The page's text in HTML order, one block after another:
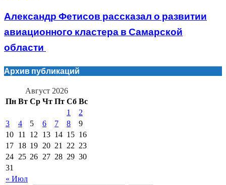
Александр Фетисов рассказал о развитии
авиационного кластера в Самарской
области
Архив публикаций
Август 2026
Пн Вт Ср Чт Пт Сб Вс
« Июл
1
2
3
4 5 6 7 8
9
10 11 12 13 14 15 16
17 18 19 20 21 22 23
24 25 26 27 28 29 30
31